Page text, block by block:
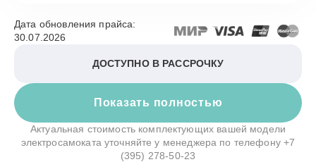
Показать полностью
Дата обновления прайса:
30.07.2026
ДОСТУПНО В РАССРОЧКУ
Актуальная стоимость комплектующих вашей модели
электросамоката уточняйте у менеджера по телефону+7
(395) 278-50-23